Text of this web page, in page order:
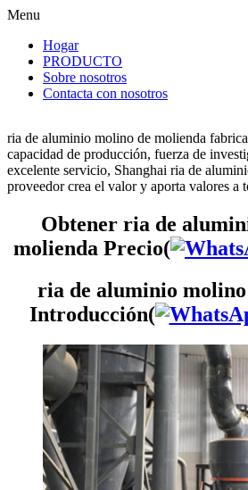
Menu
Hogar
PRODUCTO
Sobre nosotros
Contacta con nosotros
ria de aluminio molino de molienda
capacidad de producción, fuerza de
excelente servicio, Shanghai ria de
proveedor crea el valor y aporta valores a
Obtener ria de
molienda Precio(
ria de aluminio
Introducción(